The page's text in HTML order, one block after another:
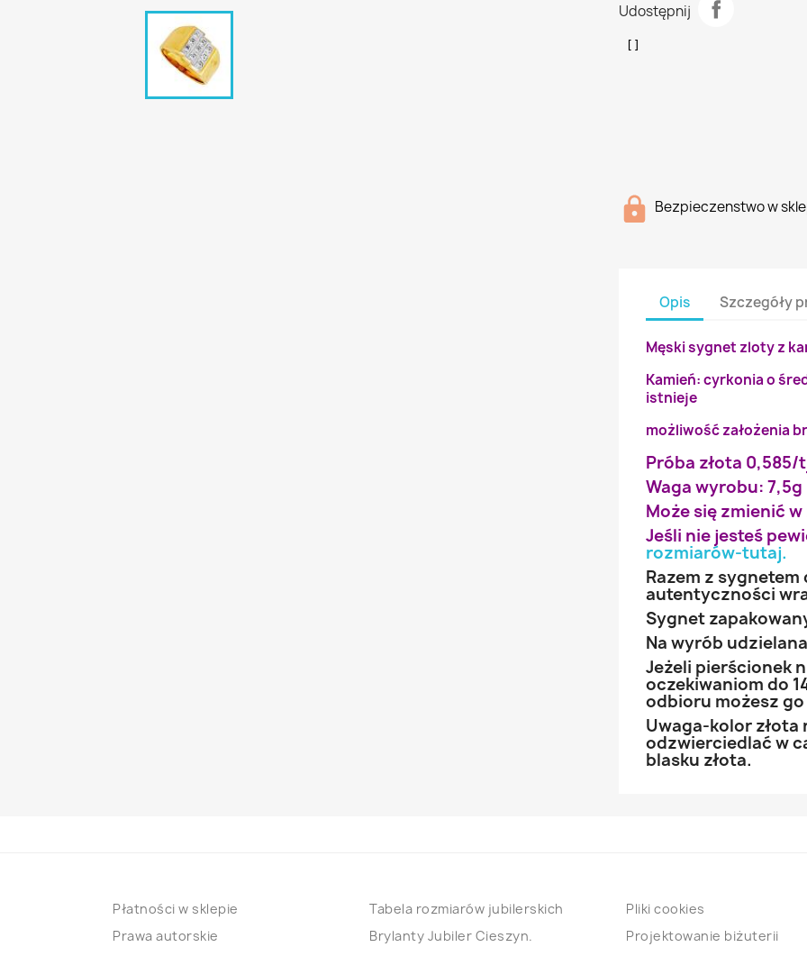
Udostępnij
Bezpieczenstwo w
Opis Szczegóły
Męski sygnet zloty z
Kamień: cyrkonia o
istnieje
możliwość założenia
Próba złota 0,585/
Waga wyrobu: 7,5g
Może się zmienić
Jeśli nie jesteś
rozmiarów-tutaj.
Razem z
autentyczności
Sygnet
Na wyrób
Jeżeli pierścionek
oczekiwaniom do
odbioru możesz
Uwaga-kolor złota
odzwierciedlać w
blasku złota.
Płatności w sklepie
Prawa autorskie
Tabela rozmiarów jubilerskich
Brylanty Jubiler Cieszyn.
Pliki cookies
Projektowanie biżuterii